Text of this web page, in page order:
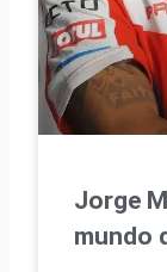
Jorge
mundo